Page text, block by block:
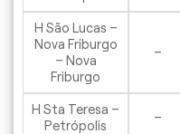
H São Lucas –
Nova Friburgo
– Nova
Friburgo
–
H Sta Teresa –
Petrópolis
–